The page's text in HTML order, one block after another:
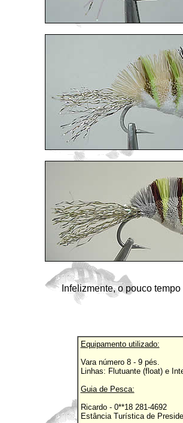
Infelizmente, o pouco tempo
Equipamento utilizado:
Vara número 8 - 9 pés.
Linhas: Flutuante (float) e
Guia de Pesca:
Ricardo - 0**18 281-4692
Estância Turística de